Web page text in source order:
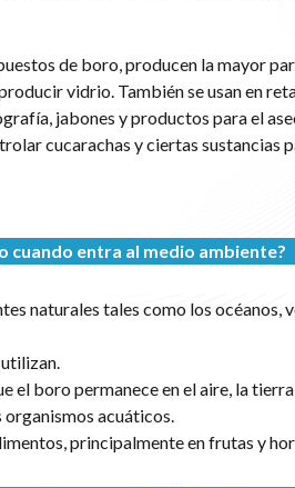
de boro, producen la mayor
vidrio. También se usan en
jabones y productos para el
cucarachas y ciertas sustancias
cuando entra al medio ambiente?
naturales tales como los océanos,
el boro permanece en el aire, la tierra
organismos acuáticos.
principalmente en frutas y